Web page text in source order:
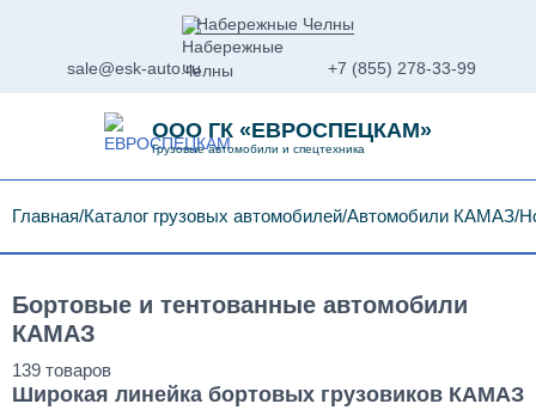
Набережные Челны
sale@esk-auto.ru +7 (855) 278-33-99
ООО ГК «ЕВРОСПЕЦКАМ»
Грузовые автомобили и спецтехника
Главная Каталог грузовых автомобилей Автомобили КАМАЗ
Бортовые и тентованные автомобили
КАМАЗ
Широкая линейка бортовых грузовиков КАМАЗ